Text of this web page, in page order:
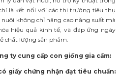
là kết nối với các thị trường tiêu thụ
không chỉ nâng cao năng suất mà
hiệu quả kinh tế, và đáp ứng ngày
chất lượng sản phẩm.
ty cung cấp con giống gia cầm:
giấy chứng nhận đạt tiêu chuẩn: